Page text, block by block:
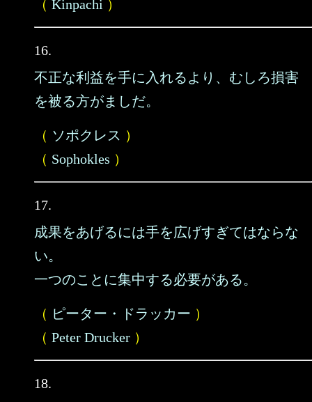
（ Kinpachi ）
16.
不正な利益を手に入れるより、むしろ損害
を被る方がましだ。
（ ソポクレス ）
（ Sophokles ）
17.
成果をあげるには手を広げすぎてはならな
い。
一つのことに集中する必要がある。
（ ピーター・ドラッカー ）
（ Peter Drucker ）
18.